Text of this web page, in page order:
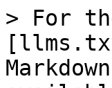
> For